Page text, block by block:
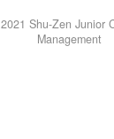
Shu-Zen Junior
Management